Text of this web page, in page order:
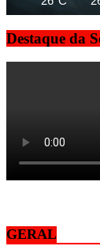
Destaque da
GERAL